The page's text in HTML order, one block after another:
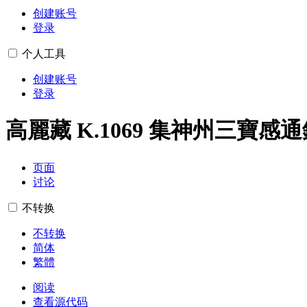
创建账号
登录
个人工具
创建账号
登录
高麗藏 K.1069 集神州三寶感
页面
讨论
不转换
不转换
简体
繁體
阅读
查看源代码